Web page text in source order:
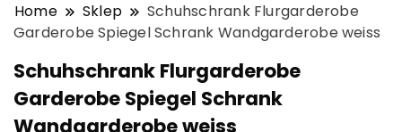
Home Sklep
Schuhschrank Flurgarderobe
Garderobe Spiegel Schrank Wandgarderobe weiss
Schuhschrank Flurgarderobe
Garderobe Spiegel Schrank
Wandgarderobe weiss